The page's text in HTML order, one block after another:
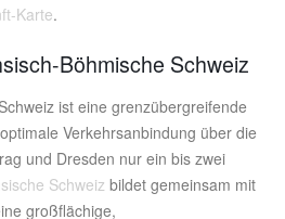
Karte.
Böhmische Schweiz
ist eine grenzübergreifende
Verkehrsanbindung über die
und Dresden nur ein bis zwei
Schweiz bildet gemeinsam mit
großflächige,